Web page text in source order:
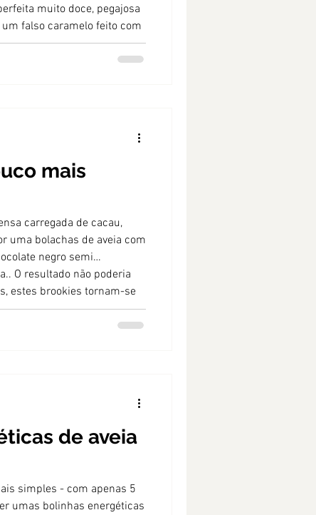
muito doce, pegajosa
falso caramelo feito com
de amendoim crocante
de chocolate negro
mais
carregada de cacau,
uma bolachas de aveia com
negro semi
O resultado não poderia
estes brookies tornam-se
de fibra.
de aveia
simples - com apenas 5
umas bolinhas energéticas